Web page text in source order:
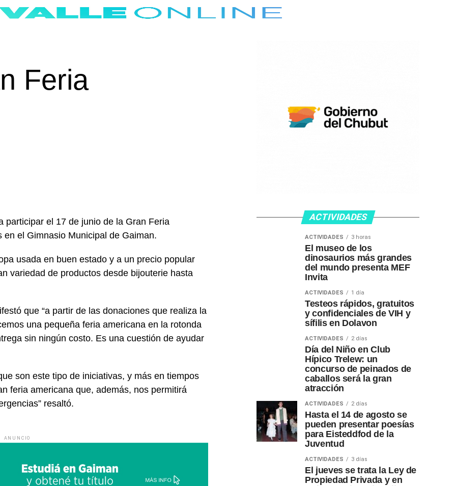
Feria
participar el 17 de junio de la Gran Feria
el Gimnasio Municipal de Gaiman.
usada en buen estado y a un precio popular
variedad de productos desde bijouterie hasta
que “a partir de las donaciones que realiza la
una pequeña feria americana en la rotonda
sin ningún costo. Es una cuestión de ayudar
son este tipo de iniciativas, y más en tiempos
feria americana que, además, nos permitirá
resaltó.
ANUNCIO
ACTIVIDADES
ACTIVIDADES 3 horas
El museo de los
dinosaurios más grandes
del mundo presenta MEF
Invita
ACTIVIDADES 1 día
Testeos rápidos, gratuitos
y confidenciales de VIH y
sífilis en Dolavon
ACTIVIDADES 2 días
Día del Niño en Club
Hípico Trelew: un
concurso de peinados de
caballos será la gran
atracción
ACTIVIDADES 2 días
Hasta el 14 de agosto se
pueden presentar poesías
para Eisteddfod de la
Juventud
ACTIVIDADES 3 días
El jueves se trata la Ley de
Propiedad Privada y en